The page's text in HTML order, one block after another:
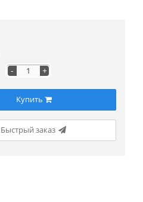
- +
Купить
Быстрый заказ